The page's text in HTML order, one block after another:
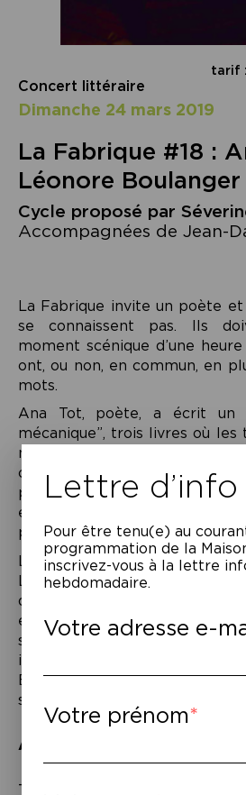
tarif
Concert littéraire
dimanche 24 mars 2019
La Fabrique #18 :
Léonore Boulanger
Cycle proposé par
Accompagnées de Jean-
La Fabrique invite un poète
se connaissent pas. Ils
moment scénique d’une
ont, ou non, en commun, en
mots.
Ana Tot, poète, a écrit un
mécanique”, trois livres où les
ni début ni fin, où le
condition poétique. Elle
parole labyrinthique,
en usant avec jubilation
plasticité et de sa polysémie.
Léonore Boulanger,
Le Saule, va et vient elle
d’influences
écervelées. Elle vous
son folklore étrange bien
intrigant. En compagnie du
Botta, elle dessine un
sauvage et émouvant.
À lire
Ana Tot,Méca,,éd. Le
–
Lettre d’info
Pour être tenu(e) au
programmation de la
inscrivez-vous à la lettre
hebdomadaire.
Votre adresse e-
Votre prénom